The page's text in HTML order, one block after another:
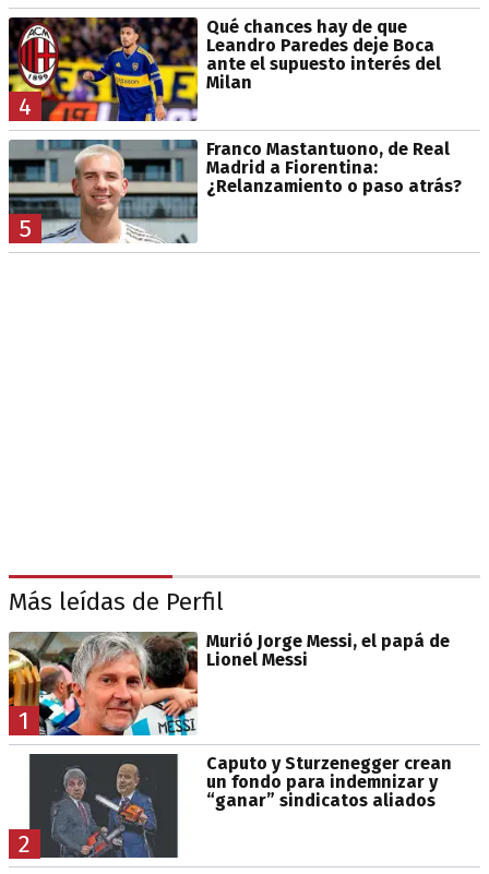
4
Qué chances hay de que
Leandro Paredes deje Boca
ante el supuesto interés del
Milan
5
Franco Mastantuono, de Real
Madrid a Fiorentina:
¿Relanzamiento o paso atrás?
Más leídas de Perfil
1
Murió Jorge Messi, el papá de
Lionel Messi
2
Caputo y Sturzenegger crean
un fondo para indemnizar y
“ganar” sindicatos aliados